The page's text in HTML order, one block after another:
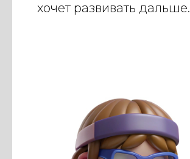
хочет развивать дальше.